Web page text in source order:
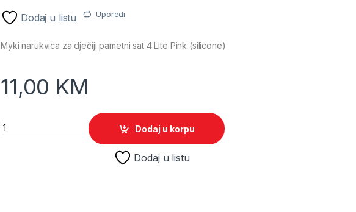
Dodaj u listu Uporedi
Myki narukvica za dječiji pametni sat 4 Lite Pink (silicone)
11,00 KM
Myki narukvica za dječiji pametni sat 4 Lite Pink (silicone) quantity
Dodaj u korpu
Dodaj u listu